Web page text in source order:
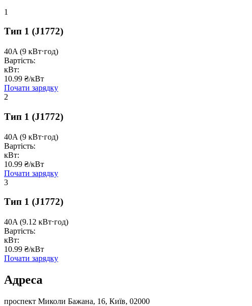
1
Тип 1 (J1772)
40A (9 кВт⋅год)
Вартість:
кВт:
10.99 ₴/кВт
Почати зарядку
2
Тип 1 (J1772)
40A (9 кВт⋅год)
Вартість:
кВт:
10.99 ₴/кВт
Почати зарядку
3
Тип 1 (J1772)
40A (9.12 кВт⋅год)
Вартість:
кВт:
10.99 ₴/кВт
Почати зарядку
Адреса
проспект Миколи Бажана, 16, Київ, 02000